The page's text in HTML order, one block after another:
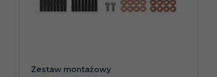
Zestaw montażowy